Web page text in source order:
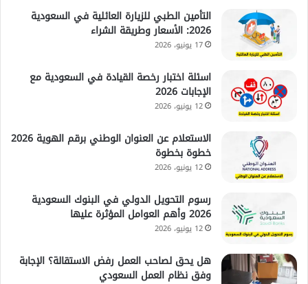
التأمين الطبي للزيارة العائلية في السعودية
2026: الأسعار وطريقة الشراء
17 يونيو، 2026
اسئلة اختبار رخصة القيادة في السعودية مع
الإجابات 2026
12 يونيو، 2026
الاستعلام عن العنوان الوطني برقم الهوية 2026
خطوة بخطوة
12 يونيو، 2026
رسوم التحويل الدولي في البنوك السعودية
2026 وأهم العوامل المؤثرة عليها
12 يونيو، 2026
هل يحق لصاحب العمل رفض الاستقالة؟ الإجابة
وفق نظام العمل السعودي